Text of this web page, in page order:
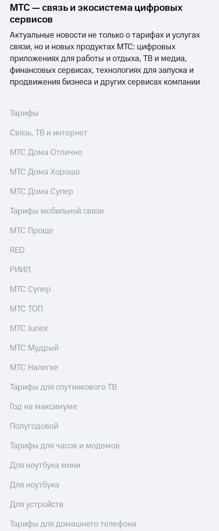
спикера
и акционерам
Корпоративное
управление
Корпоративный
секретарь
Раскрытие
ПАО
Собрания
Личный
кабинет
акционера
Акционерный
капитал
Контроль
аудит
приобретения
выкупа
Дивиденды
облигаций
Описание
Еврооблигации-2023
Уведомление
о
именных
облигаций
Другое
Регистратор
Контакты
деловая этика
МТС — связь и экосистема цифровых
сервисов
Актуальные новости не только о тарифах и услугах
связи, но и новых продуктах МТС: цифровых
приложениях для работы и отдыха, ТВ и медиа,
финансовых сервисах, технологиях для запуска и
продвижения бизнеса и других сервисах компании
Тарифы
Связь, ТВ и интернет
МТС Дома Отлично
МТС Дома Хорошо
МТС Дома Супер
Тарифы мобильной связи
МТС Проще
RED
РИИЛ
МТС Супер
МТС ТОП
МТС Junior
МТС Мудрый
МТС Налегке
Тарифы для спутникового ТВ
Год на максимуме
Полугодовой
Тарифы для часов и модемов
Для ноутбука мини
Для ноутбука
Для устройств
Тарифы для домашнего телефона